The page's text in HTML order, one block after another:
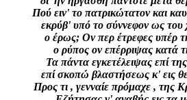
Πού ειν' το πατρικώτατον και
εκρύβ' υπό το σύννεφον ως του
ο έρως; Ον περ έτρεφες υπέρ
ο ρύπος ον επέρριψας κατά
Τα πάντα εγκετέλειψας επί
επί σκοπώ βλαστήσεως κ' εις
Προς τι , γενναίε πρόμαχε , της